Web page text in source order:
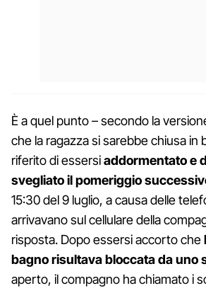
È a quel punto – secondo la
che la ragazza si sarebbe chiusa in
riferito di essersiaddormentato e
svegliato il pomeriggio
15:30 del 9 luglio, a causa delle
arrivavano sul cellulare della
risposta. Dopo essersi accorto che
bagno risultava bloccata da uno
aperto, il compagno ha chiamato i